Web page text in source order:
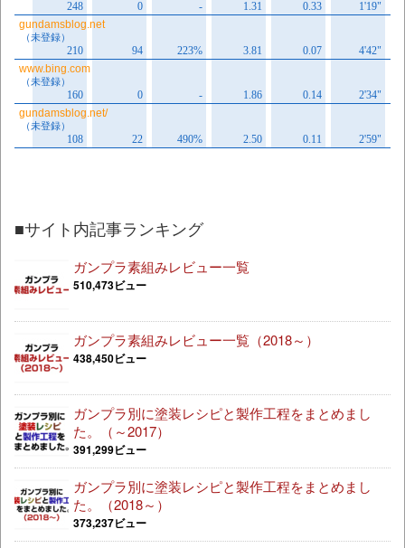
■サイト内記事ランキング
ガンプラ素組みレビュー一覧
510,473ビュー
ガンプラ素組みレビュー一覧（2018～）
438,450ビュー
ガンプラ別に塗装レシピと製作工程をまとめまし
た。（～2017）
391,299ビュー
ガンプラ別に塗装レシピと製作工程をまとめまし
た。（2018～）
373,237ビュー